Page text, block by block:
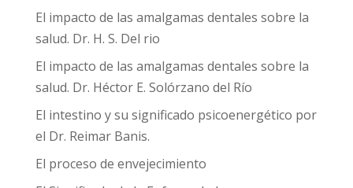
El impacto de las amalgamas dentales sobre la
salud. Dr. H. S. Del rio
El impacto de las amalgamas dentales sobre la
salud. Dr. Héctor E. Solórzano del Río
El intestino y su significado psicoenergético por
el Dr. Reimar Banis.
El proceso de envejecimiento